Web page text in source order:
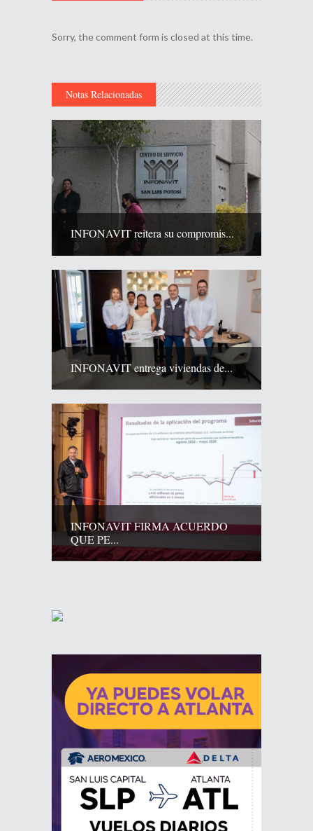
Sorry, the comment form is closed at this time.
Notas Relacionadas
INFONAVIT reitera su compromis...
INFONAVIT entrega viviendas de...
INFONAVIT FIRMA ACUERDO
QUE PE...